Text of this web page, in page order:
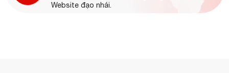
Website đạo nhái.